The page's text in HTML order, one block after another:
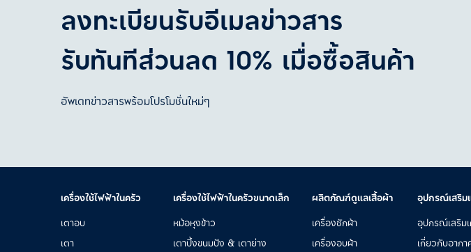
ลงทะเบียนรับอีเมลข่าวสาร
รับทันทีส่วนลด 10% เมื่อซื้อสินค้า
อัพเดทข่าวสารพร้อมโปรโมชั่นใหม่ๆ
เครื่องใช้ไฟฟ้าในครัว
เตาอบ
เตา
เครื่องใช้ไฟฟ้าในครัวขนาดเล็ก
หม้อหุงข้าว
เตาปิ้งขนมปัง & เตาย่าง
ผลิตภัณฑ์ดูแลเสื้อผ้า
เครื่องซักผ้า
เครื่องอบผ้า
อุปกรณ์เสริม
อุปกรณ์เสริม
เกี่ยวกับอากา